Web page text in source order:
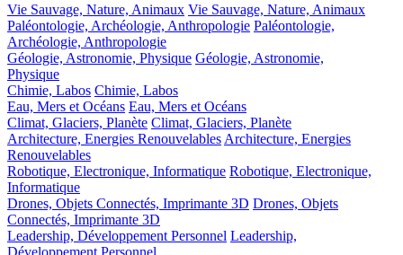
Vie Sauvage, Nature, Animaux Vie Sauvage, Nature, Animaux
Paléontologie, Archéologie, Anthropologie Paléontologie,
Archéologie, Anthropologie
Géologie, Astronomie, Physique Géologie, Astronomie,
Physique
Chimie, Labos Chimie, Labos
Eau, Mers et Océans Eau, Mers et Océans
Climat, Glaciers, Planète Climat, Glaciers, Planète
Architecture, Energies Renouvelables Architecture, Energies
Renouvelables
Robotique, Electronique, Informatique Robotique, Electronique,
Informatique
Drones, Objets Connectés, Imprimante 3D Drones, Objets
Connectés, Imprimante 3D
Leadership, Développement Personnel Leadership,
Développement Personnel